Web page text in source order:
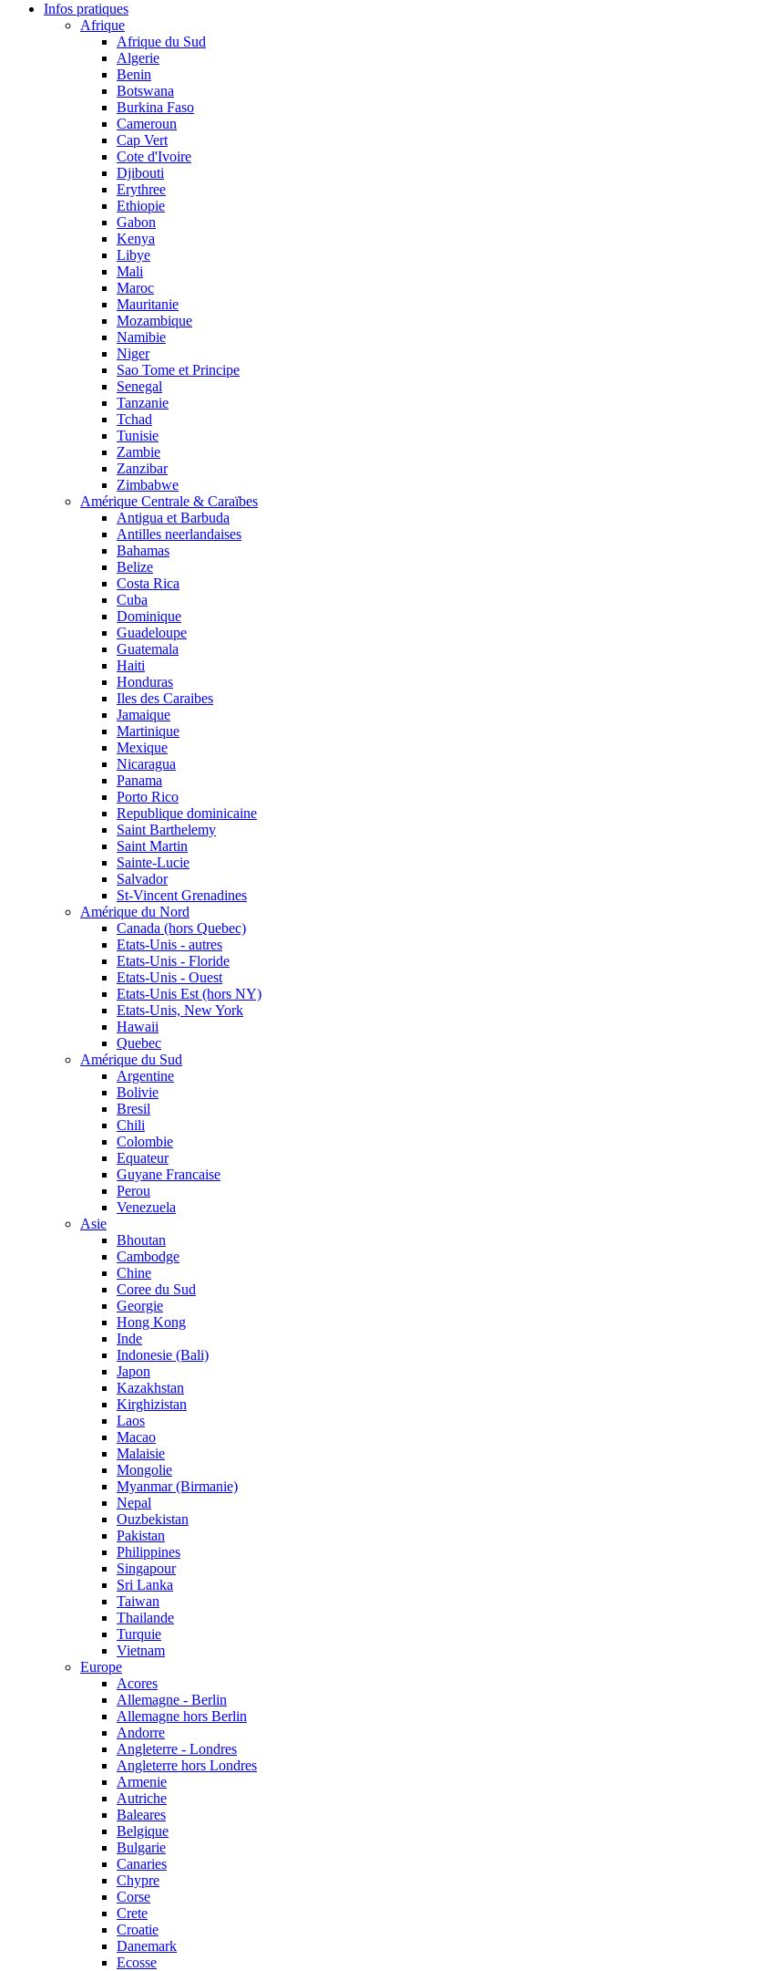
Infos pratiques
Afrique
Afrique du Sud
Algerie
Benin
Botswana
Burkina Faso
Cameroun
Cap Vert
Cote d'Ivoire
Djibouti
Erythree
Ethiopie
Gabon
Kenya
Libye
Mali
Maroc
Mauritanie
Mozambique
Namibie
Niger
Sao Tome et Principe
Senegal
Tanzanie
Tchad
Tunisie
Zambie
Zanzibar
Zimbabwe
Amérique Centrale & Caraïbes
Antigua et Barbuda
Antilles neerlandaises
Bahamas
Belize
Costa Rica
Cuba
Dominique
Guadeloupe
Guatemala
Haiti
Honduras
Iles des Caraibes
Jamaique
Martinique
Mexique
Nicaragua
Panama
Porto Rico
Republique dominicaine
Saint Barthelemy
Saint Martin
Sainte-Lucie
Salvador
St-Vincent Grenadines
Amérique du Nord
Canada (hors Quebec)
Etats-Unis - autres
Etats-Unis - Floride
Etats-Unis - Ouest
Etats-Unis Est (hors NY)
Etats-Unis, New York
Hawaii
Quebec
Amérique du Sud
Argentine
Bolivie
Bresil
Chili
Colombie
Equateur
Guyane Francaise
Perou
Venezuela
Asie
Bhoutan
Cambodge
Chine
Coree du Sud
Georgie
Hong Kong
Inde
Indonesie (Bali)
Japon
Kazakhstan
Kirghizistan
Laos
Macao
Malaisie
Mongolie
Myanmar (Birmanie)
Nepal
Ouzbekistan
Pakistan
Philippines
Singapour
Sri Lanka
Taiwan
Thailande
Turquie
Vietnam
Europe
Acores
Allemagne - Berlin
Allemagne hors Berlin
Andorre
Angleterre - Londres
Angleterre hors Londres
Armenie
Autriche
Baleares
Belgique
Bulgarie
Canaries
Chypre
Corse
Crete
Croatie
Danemark
Ecosse